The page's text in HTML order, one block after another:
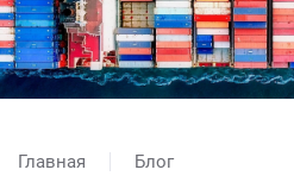
Главная Блог